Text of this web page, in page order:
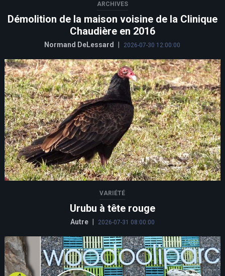
ARCHIVES
Démolition de la maison voisine de la Clinique
Chaudière en 2016
Normand DeLessard 2026-07-30 12:00:00
VARIÉTÉ
Urubu à tête rouge
Autre 2026-07-31 08:00:00